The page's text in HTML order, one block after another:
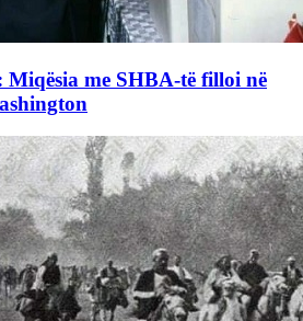
me SHBA-të filloi në